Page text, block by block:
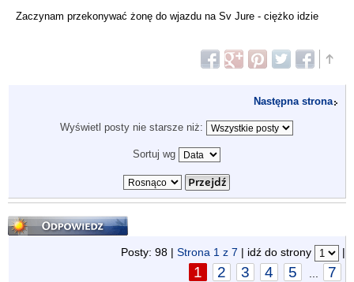
Zaczynam przekonywać żonę do wjazdu na Sv Jure - ciężko idzie
Następna strona
Wyświetl posty nie starsze niż:
Sortuj wg
Odpowiedz
Posty: 98 | Strona 1 z 7 | idź do strony |
1 2 3 4 5 7